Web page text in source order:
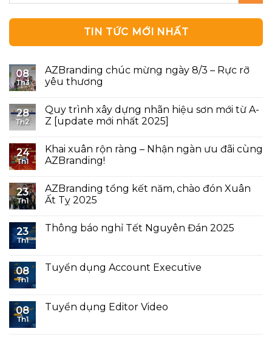
TIN TỨC MỚI NHẤT
08
Th3
AZBranding chúc mừng ngày 8/3 – Rực rỡ
yêu thương
28
Th2
Quy trình xây dựng nhãn hiệu sơn mới từ A-
Z [update mới nhất 2025]
24
Th1
Khai xuân rộn ràng – Nhận ngàn ưu đãi cùng
AZBranding!
23
Th1
AZBranding tổng kết năm, chào đón Xuân
Ất Tỵ 2025
23
Th1
Thông báo nghỉ Tết Nguyên Đán 2025
08
Th1
Tuyển dụng Account Executive
08
Th1
Tuyển dụng Editor Video